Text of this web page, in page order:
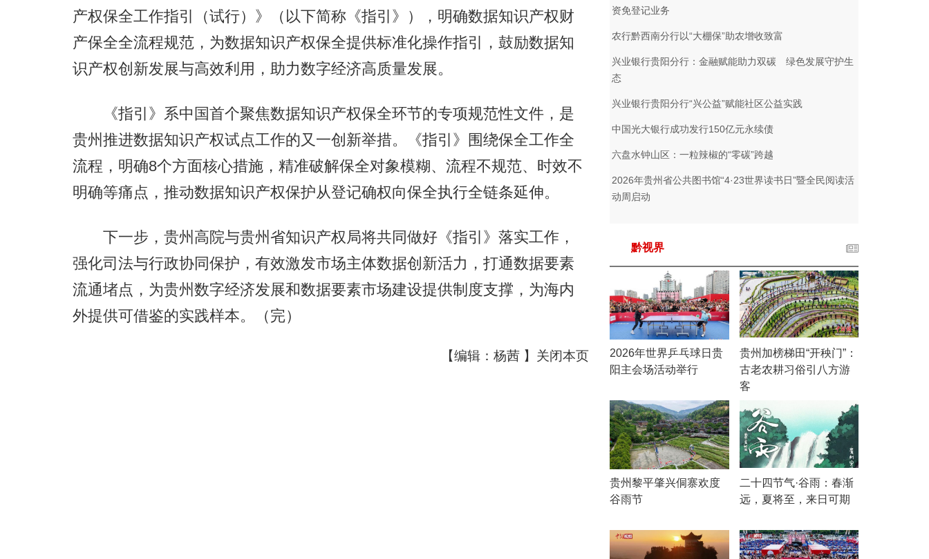
产权保全工作指引（试行）》（以下简称《指引》），明确数据知识产权财
产保全全流程规范，为数据知识产权保全提供标准化操作指引，鼓励数据知
识产权创新发展与高效利用，助力数字经济高质量发展。
《指引》系中国首个聚焦数据知识产权保全环节的专项规范性文件，是
贵州推进数据知识产权试点工作的又一创新举措。《指引》围绕保全工作全
流程，明确8个方面核心措施，精准破解保全对象模糊、流程不规范、时效不
明确等痛点，推动数据知识产权保护从登记确权向保全执行全链条延伸。
下一步，贵州高院与贵州省知识产权局将共同做好《指引》落实工作，
强化司法与行政协同保护，有效激发市场主体数据创新活力，打通数据要素
流通堵点，为贵州数字经济发展和数据要素市场建设提供制度支撑，为海内
外提供可借鉴的实践样本。（完）
【编辑：杨茜 】 关闭本页
资免登记业务
农行黔西南分行以“大棚保”助农增收致富
兴业银行贵阳分行：金融赋能助力双碳 绿色发展守护生
态
兴业银行贵阳分行“兴公益”赋能社区公益实践
中国光大银行成功发行150亿元永续债
六盘水钟山区：一粒辣椒的“零碳”跨越
2026年贵州省公共图书馆“4·23世界读书日”暨全民阅读活
动周启动
黔视界
2026年世界乒乓球日贵
阳主会场活动举行
贵州加榜梯田“开秧门”：
古老农耕习俗引八方游
客
贵州黎平肇兴侗寨欢度
谷雨节
二十四节气·谷雨：春渐
远，夏将至，来日可期